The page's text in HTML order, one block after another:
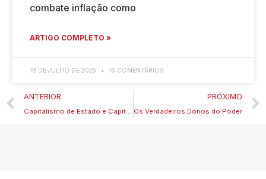
combate inflação como
ARTIGO COMPLETO »
18 DE JULHO DE 2025 16 COMENTÁRIOS
ANTERIOR PRÓXIMO
Os Verdadeiros Donos do Poder